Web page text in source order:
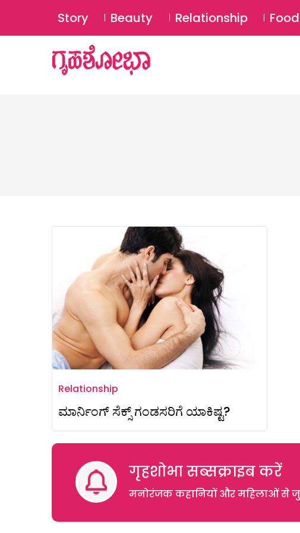
Story Beauty Relationship Food
Relationship
ಮಾರ್ನಿಂಗ್ ಸೆಕ್ಸ್ ಗಂಡಸರಿಗೆ ಯಾಕಿಷ್ಟ?
गृहशोभा सब्सक्राइब करें
मनोरंजक कहानियों और महिलाओं से